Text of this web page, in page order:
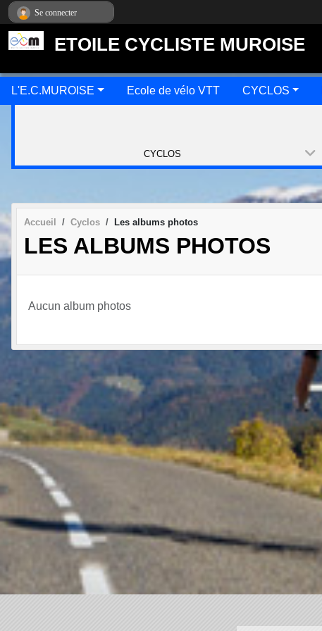
ETOILE CYCLISTE MUROISE
L'E.C.MUROISE Ecole de vélo VTT CYCLOS
CYCLOS
Accueil Cyclos Les albums photos
LES ALBUMS PHOTOS
Aucun album photos
Se connecter
Panneau de gestion des cookies